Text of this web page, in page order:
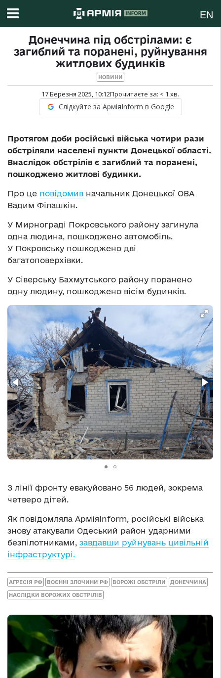
EN
Донеччина під обстрілами: є
загиблий та поранені, руйнування
житлових будинків
НОВИНИ
17 Березня 2025, 10:12Прочитаєте за: < 1 хв.
Слідкуйте за АрміяInform в Google
Протягом доби російські війська чотири рази
обстріляли населені пункти Донецької області.
Внаслідок обстрілів є загиблий та поранені,
пошкоджено житлові будинки.
Про це повідомив начальник Донецької ОВА
Вадим Філашкін.
У Мирнограді Покровського району загинула
одна людина, пошкоджено автомобіль.
У Покровську пошкоджено дві
багатоповерхівки.
У Сіверську Бахмутського району поранено
одну людину, пошкоджено вісім будинків.
З лінії фронту евакуйовано 56 людей, зокрема
четверо дітей.
Як повідомляла АрміяInform, російські війська
знову атакували Одеський район ударними
безпілотниками, завдавши руйнувань цивільній
інфраструктурі.
АГРЕСІЯ РФ ВОЄННІ ЗЛОЧИНИ РФ ВОРОЖІ ОБСТРІЛИ ДОНЕЧЧИНА
НАСЛІДКИ ВОРОЖИХ ОБСТРІЛІВ